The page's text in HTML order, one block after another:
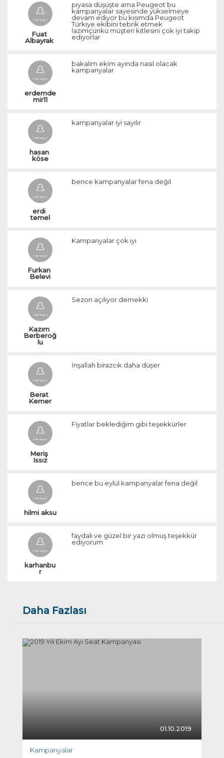
Fuat
Albayrak
piyasa düşüşte ama Peugeot bu
kampanyalar sayesinde yükselmeye
devam ediyor bu kısımda Peugeot
Türkiye ekibini tebrik etmek
lazımçünkü müşteri kitlesini çok iyi takip
ediyorlar
erdemde
mir11
bakalım ekim ayında nasıl olacak
kampanyalar
hasan
köse
kampanyalar iyi sayılır
erdi
temel
bence kampanyalar fena değil
Furkan
Belevi
Kampanyalar çok iyi
Kazım
Berberoğ
lu
Sezon açılıyor demekki
Berat
Kemer
İnşallah birazcık daha düşer
Meriş
Issız
Fiyatlar beklediğim gibi teşekkürler
hilmi aksu
bence bu eylül kampanyalar fena değil
karhanbu
r
faydalı ve güzel bir yazı olmuş teşekkür
ediyorum
Daha Fazlası
01.10.2019
Kampanyalar